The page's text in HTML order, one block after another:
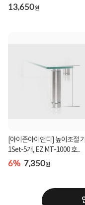
13,650원
[아이존아이앤디] 높이조절
1Set-5개, EZ MT-1000 호...
6% 7,350원